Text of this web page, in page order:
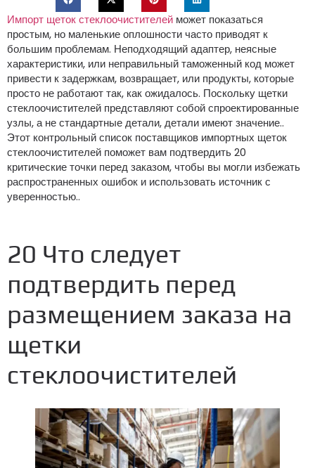
Импорт щеток стеклоочистителей может показаться
простым, но маленькие оплошности часто приводят к
большим проблемам. Неподходящий адаптер, неясные
характеристики, или неправильный таможенный код может
привести к задержкам, возвращает, или продукты, которые
просто не работают так, как ожидалось. Поскольку щетки
стеклоочистителей представляют собой спроектированные
узлы, а не стандартные детали, детали имеют значение..
Этот контрольный список поставщиков импортных щеток
стеклоочистителей поможет вам подтвердить 20
критические точки перед заказом, чтобы вы могли избежать
распространенных ошибок и использовать источник с
уверенностью..
20 Что следует
подтвердить перед
размещением заказа на
щетки
стеклоочистителей